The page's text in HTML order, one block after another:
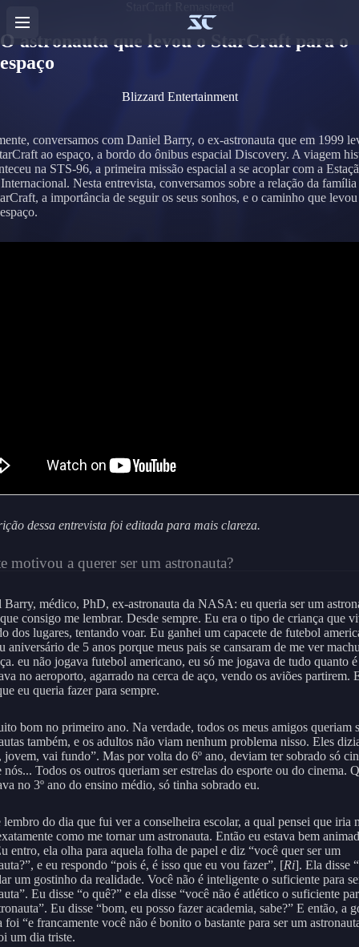
O astronauta que levou o StarCraft para o
espaço
Blizzard Entertainment
conversamos com Daniel Barry, o ex-astronauta que em 1999
ao espaço, a bordo do ônibus espacial Discovery. A viagem
na STS-96, a primeira missão espacial a se acoplar com a
Nesta entrevista, conversamos sobre a relação da família
a importância de seguir os seus sonhos, e o caminho que
dessa entrevista foi editada para mais clareza.
motivou a querer ser um astronauta?
Barry, médico, PhD, ex-astronauta da NASA: eu queria ser um
consigo me lembrar. Desde sempre. Eu era o tipo de criança que
dos lugares, tentando voar. Eu ganhei um capacete de futebol
aniversário de 5 anos porque meus pais se cansaram de me ver
eu não jogava futebol americano, eu só me jogava de tudo quanto
no aeroporto, agarrado na cerca de aço, vendo os aviões partirem.
eu queria fazer para sempre.
bom no primeiro ano. Na verdade, todos os meus amigos queriam
também, e os adultos não viam nenhum problema nisso. Eles
jovem, vai fundo”. Mas por volta do 6º ano, deviam ter sobrado só
nós... Todos os outros queriam ser estrelas do esporte ou do cinema.
no 3º ano do ensino médio, só tinha sobrado eu.
lembro do dia que fui ver a conselheira escolar, a qual pensei que iria
como me tornar um astronauta. Então eu estava bem
entro, ela olha para aquela folha de papel e diz “você quer ser um
e eu respondo “pois é, é isso que eu vou fazer”, [Ri]. Ela disse
um gostinho da realidade. Você não é inteligente o suficiente para
Eu disse “o quê?” e ela disse “você não é atlético o suficiente
Eu disse “bom, eu posso fazer academia, sabe?” E então, a
foi “e francamente você não é bonito o bastante para ser um
um dia triste.